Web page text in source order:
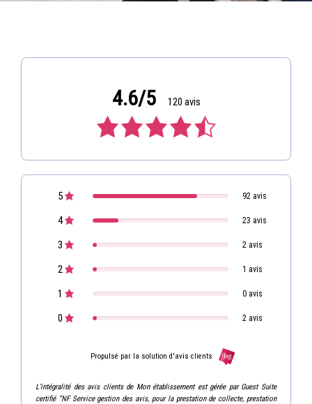
4.6/5 120 avis
5 92 avis
4 23 avis
3 2 avis
2 1 avis
1 0 avis
0 2 avis
Propulsé par la solution d'avis clients
L’intégralité des avis clients de Mon établissement est gérée par Guest Suite
certifié “NF Service gestion des avis, pour la prestation de collecte, prestation